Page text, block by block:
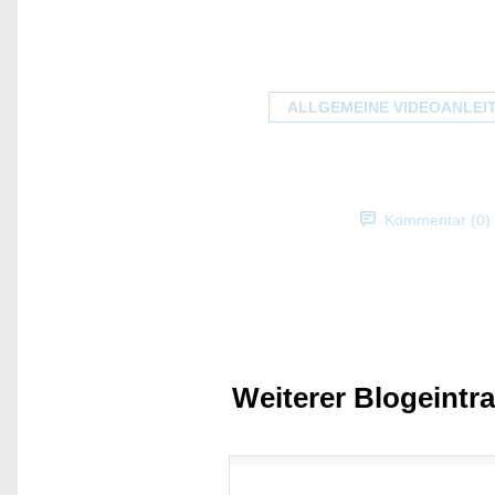
ALLGEMEINE
Kommentar (0)
Weiterer